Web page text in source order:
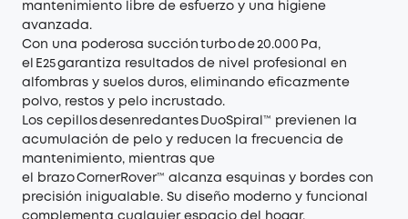
mantenimiento libre de esfuerzo y una higiene
avanzada.
Con una poderosa succión turbo de 20.000 Pa,
el E25 garantiza resultados de nivel profesional en
alfombras y suelos duros, eliminando eficazmente
polvo, restos y pelo incrustado.
Los cepillos desenredantes DuoSpiral™ previenen la
acumulación de pelo y reducen la frecuencia de
mantenimiento, mientras que
el brazo CornerRover™ alcanza esquinas y bordes con
precisión inigualable. Su diseño moderno y funcional
complementa cualquier espacio del hogar,